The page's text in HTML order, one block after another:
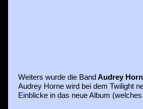
Weiters wurde die Band Audrey
Audrey Horne wird bei dem Twilight
Einblicke in das neue Album